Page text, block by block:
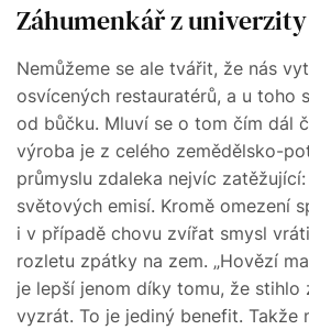
Záhumenkář z univerzity
Nemůžeme se ale tvářit, že nás
osvícených restauratérů, a u toho
od bůčku. Mluví se o tom čím dál
výroba je z celého zemědělsko-
průmyslu zdaleka nejvíc
světových emisí. Kromě omezení
i v případě chovu zvířat smysl
rozletu zpátky na zem. „Hovězí
je lepší jenom díky tomu, že stihlo
vyzrát. To je jediný benefit. Takže